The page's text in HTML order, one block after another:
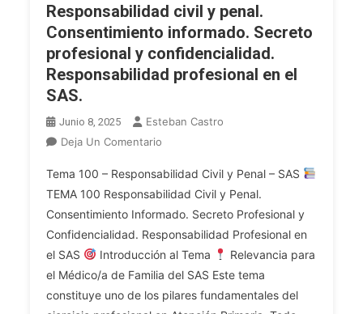
Responsabilidad civil y penal.
Consentimiento informado. Secreto
profesional y confidencialidad.
Responsabilidad profesional en el
SAS.
Junio 8, 2025
Esteban Castro
Deja Un Comentario
DE
FAMILIA
SAS.
Tema
100.
Responsabilidad
Civil
Tema 100 – Responsabilidad Civil y Penal – SAS
TEMA 100 Responsabilidad Civil y Penal.
Consentimiento Informado. Secreto Profesional y
Confidencialidad. Responsabilidad Profesional en
el SAS
Introducción al Tema
Relevancia para
el Médico/a de Familia del SAS Este tema
constituye uno de los pilares fundamentales del